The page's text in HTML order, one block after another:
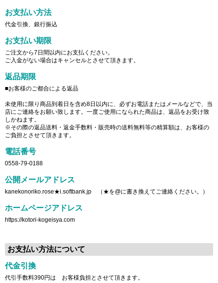
お支払い方法
代金引換、銀行振込
お支払い期限
ご注文から7日間以内にお支払ください。
ご入金がない場合はキャンセルとさせて頂きます。
返品期限
■お客様のご都合による返品
未使用に限り商品到着日を含め8日以内に、必ずお電話またはメールなどで、当
店にご連絡をお願い致します。一度ご使用になられた商品は、返品をお受け致
しかねます。
※その際の返品送料・返金手数料・販売時の送料無料等の精算額は、お客様の
ご負担とさせて頂きます。
電話番号
0558-79-0188
公開メールアドレス
kanekonoriko.rose★i.softbank.jp （★を@に書き換えてご連絡ください。）
ホームページアドレス
https://kotori-kogeisya.com
お支払い方法について
代金引換
代引手数料390円は お客様負担とさせて頂きます。